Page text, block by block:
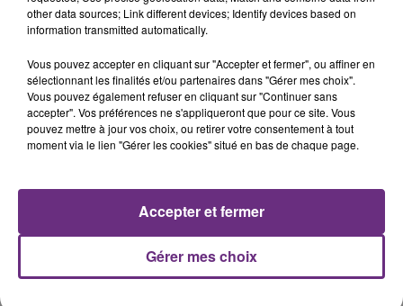
JOSEPH KAMEL
Celui Qui Part
TEMPER CITY
Self Aware
12h11
12h11 12h09
12h09
Le Petit Pecheur
other data sources; Link different devices; Identify devices based on
information transmitted automatically.
Vous pouvez accepter en cliquant sur "Accepter et fermer", ou affiner en
sélectionnant les finalités et/ou partenaires dans "Gérer mes choix".
Vous pouvez également refuser en cliquant sur "Continuer sans
accepter". Vos préférences ne s'appliqueront que pour ce site. Vous
pouvez mettre à jour vos choix, ou retirer votre consentement à tout
moment via le lien "Gérer les cookies" situé en bas de chaque page.
Gérer mes choix
Accepter et fermer